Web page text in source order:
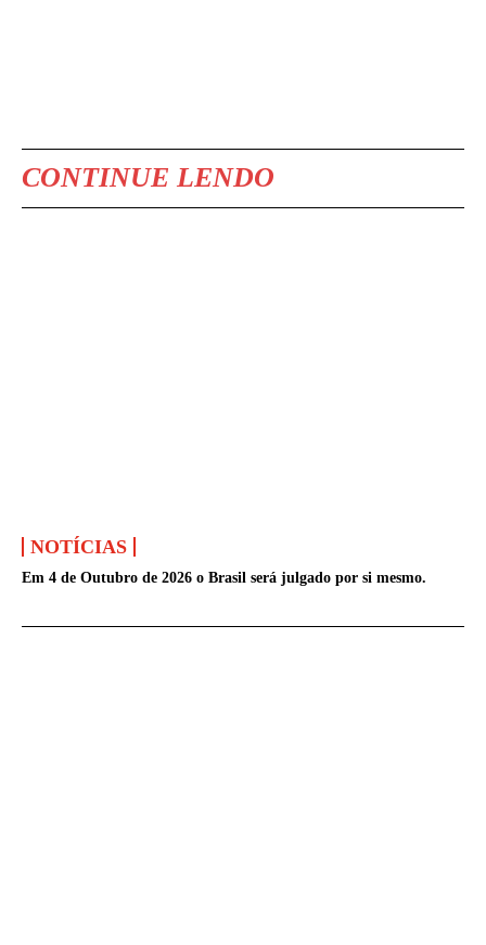
CONTINUE LENDO
NOTÍCIAS
Em 4 de Outubro de 2026 o Brasil será julgado por si mesmo.